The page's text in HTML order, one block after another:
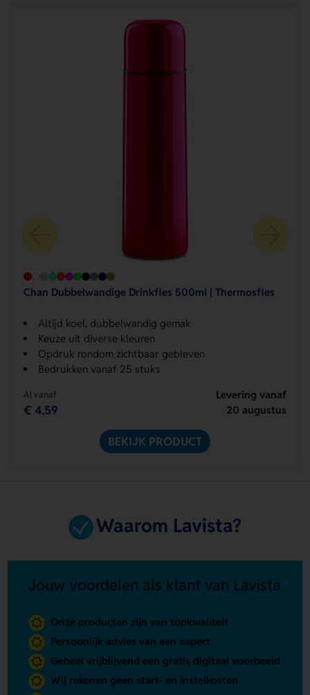
Chan Dubbelwandige Drinkfles 500ml | Thermosfles
Altijd koel, dubbelwandig gemak
Keuze uit diverse kleuren
Opdruk rondom zichtbaar gebleven
Bedrukken vanaf 25 stuks
Al vanaf
€ 4,59
Levering vanaf
20 augustus
BEKIJK PRODUCT
Waarom Lavista?
Jouw voordelen als klant van Lavista
Onze producten zijn van topkwaliteit
Persoonlijk advies van een expert
Geheel vrijblijvend een gratis digitaal voorbeeld
Wij rekenen geen start- en instelkosten